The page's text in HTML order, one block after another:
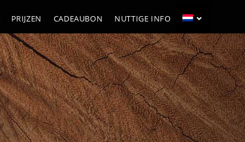
PRIJZEN CADEAUBON NUTTIGE INFO